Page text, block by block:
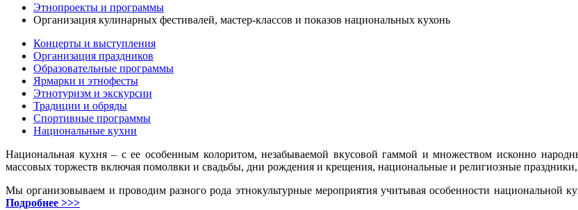
Этнопроекты и программы
Организация кулинарных фестивалей, мастер-классов и показов национальных кухонь
Концерты и выступления
Организация праздников
Образовательные программы
Ярмарки и этнофесты
Этнотуризм и экскурсии
Традиции и обряды
Спортивные программы
Национальные кухни
Национальная кухня – с ее особенным колоритом, незабываемой вкусовой гаммой и множеством исконно
массовых торжеств включая помолвки и свадьбы, дни рождения и крещения, национальные и религиозные
Мы организовываем и проводим разного рода этнокультурные мероприятия учитывая особенности национальной
Подробнее >>>